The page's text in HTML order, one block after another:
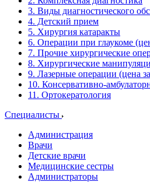
3. Виды диагностического
4. Детский прием
5. Хирургия катаракты
6. Операции при глаукоме
7. Прочие хирургические
8. Хирургические
9. Лазерные операции (цена
10. Консервативно-
11. Ортокератология
Специалисты
Администрация
Врачи
Детские врачи
Медицинские сестры
Администраторы